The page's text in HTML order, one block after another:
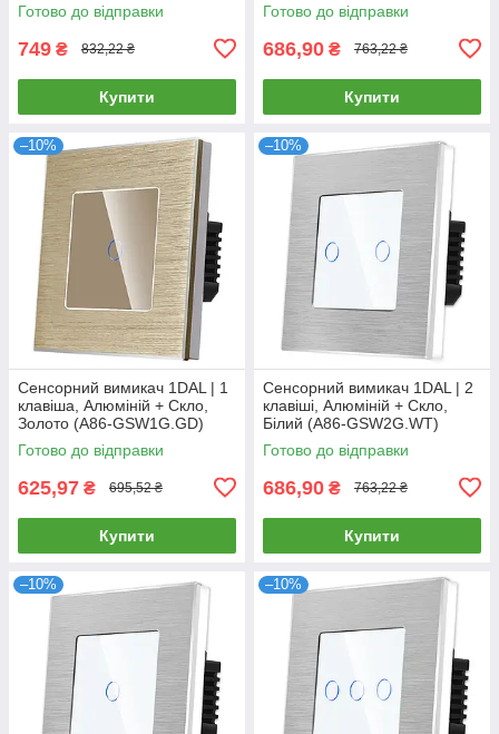
Готово до відправки
749 ₴ 832,22 ₴
Купити
Готово до відправки
686,90 ₴ 763,22 ₴
Купити
–10%
Сенсорний вимикач 1DAL | 1
клавіша, Алюміній + Скло,
Золото (A86-GSW1G.GD)
Готово до відправки
625,97 ₴ 695,52 ₴
Купити
–10%
Сенсорний вимикач 1DAL | 2
клавіші, Алюміній + Скло,
Білий (A86-GSW2G.WT)
Готово до відправки
686,90 ₴ 763,22 ₴
Купити
–10% –10%